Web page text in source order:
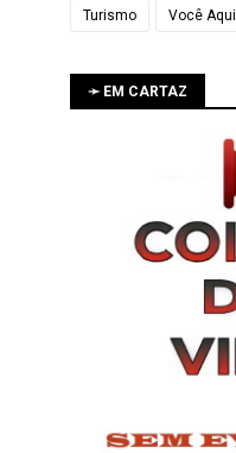
Turismo Você Aqui
➛ EM CARTAZ